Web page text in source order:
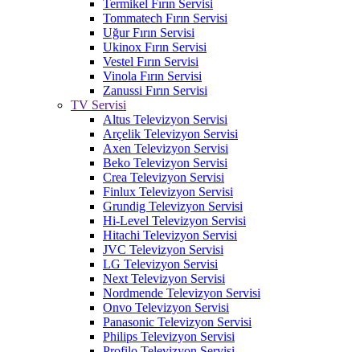
Termikel Fırın Servisi
Tommatech Fırın Servisi
Uğur Fırın Servisi
Ukinox Fırın Servisi
Vestel Fırın Servisi
Vinola Fırın Servisi
Zanussi Fırın Servisi
TV Servisi
Altus Televizyon Servisi
Arçelik Televizyon Servisi
Axen Televizyon Servisi
Beko Televizyon Servisi
Crea Televizyon Servisi
Finlux Televizyon Servisi
Grundig Televizyon Servisi
Hi-Level Televizyon Servisi
Hitachi Televizyon Servisi
JVC Televizyon Servisi
LG Televizyon Servisi
Next Televizyon Servisi
Nordmende Televizyon Servisi
Onvo Televizyon Servisi
Panasonic Televizyon Servisi
Philips Televizyon Servisi